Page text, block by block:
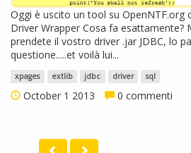
Oggi è uscito un tool su OpenNTF.org
Driver Wrapper Cosa fa esattamente?
prendete il vostro driver .jar JDBC, lo
questione.....et voilà lui...
xpages extlib jdbc driver sql
October 1 2013 0 commenti